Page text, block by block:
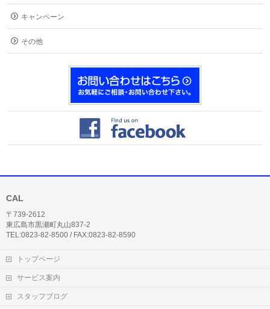
キャンペーン
その他
CAL
〒739-2612
東広島市黒瀬町丸山837-2
TEL:0823-82-8500 / FAX:0823-82-8590
トップページ
サービス案内
スタッフブログ